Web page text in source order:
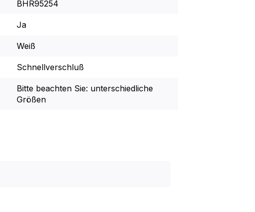
BHR95254
Ja
Weiß
Schnellverschluß
Bitte beachten Sie: unterschiedliche
Größen